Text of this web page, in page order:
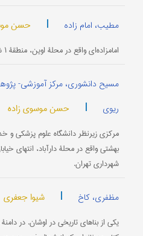
مطیب، امام زاده | حسن
امامزاده‌ای واقع در محلۀ اوین، منطقۀ ۱ شهرداری تهران.
مسیح دانشوری، مرکز آموزشی-
ریوی
| حسن موسوی زاده
مرکزی زیرنظر دانشگاه علوم پزشکی و
شهرداری تهران.
مظفری، کاخ | شیوا جعفری
یکی از بناهای تاریخی در اوشان. در